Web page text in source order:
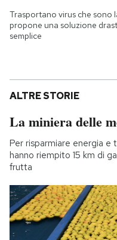
Trasportano virus che sono
propone una soluzione
semplice
ALTRE STORIE
La miniera delle
Per risparmiare energia e
hanno riempito 15 km di
frutta